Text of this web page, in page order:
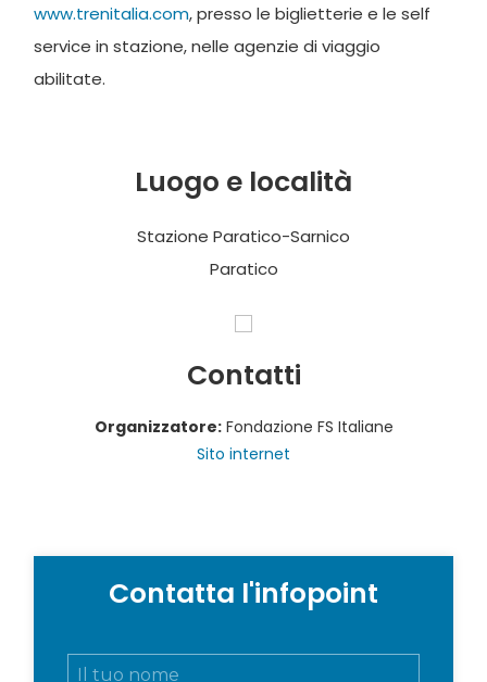
www.trenitalia.com, presso le biglietterie e le self
service in stazione, nelle agenzie di viaggio
abilitate.
Luogo e località
Stazione Paratico-Sarnico
Paratico
Contatti
Organizzatore:Fondazione FS Italiane
Sito internet
Contatta l'infopoint
N